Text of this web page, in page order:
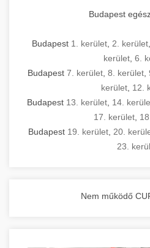
Budapest
Budapest 1. kerület 2. kerület
kerület 6.
Budapest 7. kerület, 8. kerület,
kerület 12.
Budapest 13. kerület 14.
17. kerület
Budapest 19. kerület 20.
23.
Nem működő